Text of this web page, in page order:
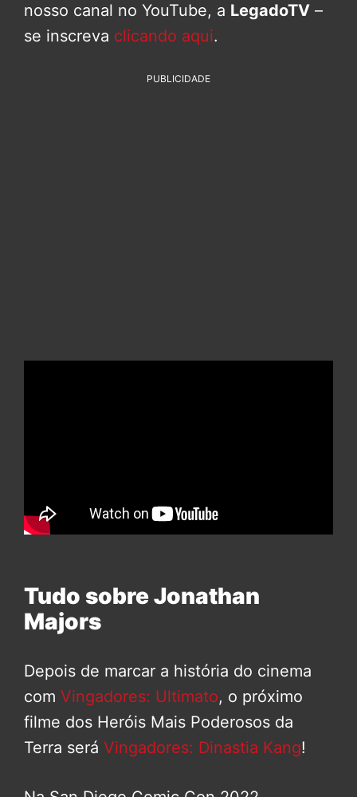
nosso canal no YouTube, a LegadoTV –
se inscreva clicando aqui.
PUBLICIDADE
Tudo sobre Jonathan
Majors
Depois de marcar a história do cinema
com Vingadores: Ultimato, o próximo
filme dos Heróis Mais Poderosos da
Terra será Vingadores: Dinastia Kang!